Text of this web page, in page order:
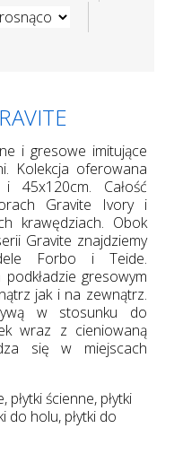
i gresowe imitujące
Kolekcja oferowana
Całość
Gravite Ivory i
krawędziach. Obok
Gravite znajdziemy
Forbo i Teide.
gresowym
jak i na zewnątrz.
w stosunku do
wraz z cieniowaną
się w miejscach
ścienne, płytki
do holu, płytki do